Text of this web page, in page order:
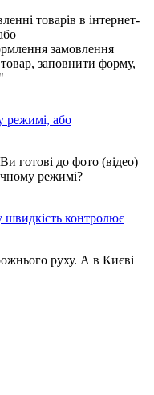
товарів в інтернет-
замовлення
товар, заповнити форму,
режимі, або
готові до фото (відео)
режимі?
швидкість контролює
руху. А в Києві